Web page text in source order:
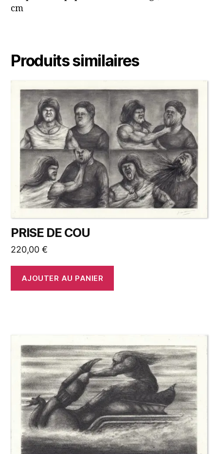
cm
Produits similaires
PRISE DE COU
220,00 €
AJOUTER AU PANIER